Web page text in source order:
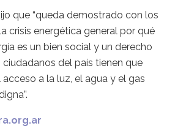
que “queda demostrado con los
crisis energética general por qué
es un bien social y un derecho
del país tienen que
a la luz, el agua y el gas